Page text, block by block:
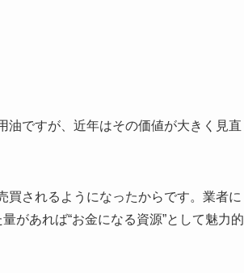
油ですが、近年はその価値が大きく見直
買されるようになったからです。業者に
があれば“お金になる資源”として魅力的